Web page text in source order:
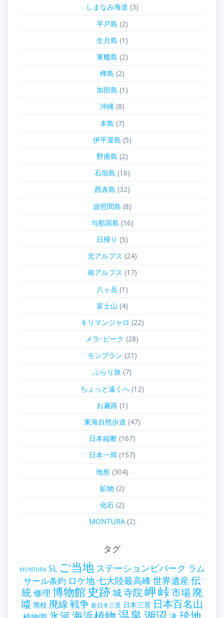
しまなみ海道 (3)
平戸島 (2)
生月島 (1)
軍艦島 (2)
樺島 (2)
加部島 (1)
沖縄(8)
本島 (7)
伊平屋島 (5)
野甫島 (2)
石垣島 (16)
西表島 (32)
波照間島 (8)
与那国島 (16)
日帰り (5)
北アルプス (24)
南アルプス (17)
八ヶ岳(1)
富士山 (4)
キリマンジャロ (22)
メラ･ピーク (28)
モンブラン (21)
ぶらり旅(7)
ちょっと遠くへ(12)
お遍路 (1)
東海自然歩道 (47)
日本縦断(167)
日本一周 (157)
地形(304)
鉱物 (2)
化石(2)
MONTURA(2)
タグ
MONTURA SL ご当地 ステーションビバーク ラム
サール条約 ロケ地七大陸最高峰 世界遺産 伝
統修理 博物館 史跡城寺院岬峠市場 廃
墟 廃校 廃線戦争 新日本三景 日本三景 日本百名山